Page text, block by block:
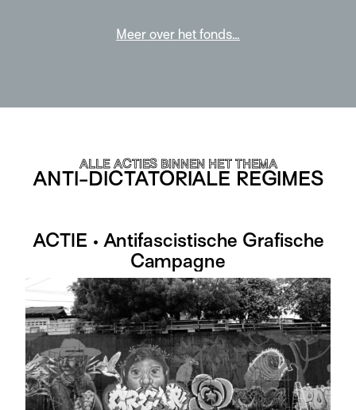
Meer over het fonds…
ALLE ACTIES BINNEN HET THEMA
ANTI-DICTATORIALE REGIMES
ACTIE • Antifascistische Grafische
Campagne